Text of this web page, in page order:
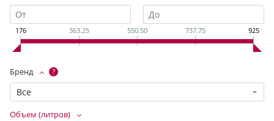
176 363.25 550.50 737.75 925
Бренд ?
Все
Объем (литров)